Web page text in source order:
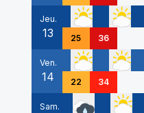
Jeu.
13 25 36
Ven.
14 22 34
Sam.